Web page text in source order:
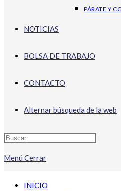
PÁRATE Y
NOTICIAS
BOLSA DE TRABAJO
CONTACTO
Alternar búsqueda de la web
Menú Cerrar
INICIO